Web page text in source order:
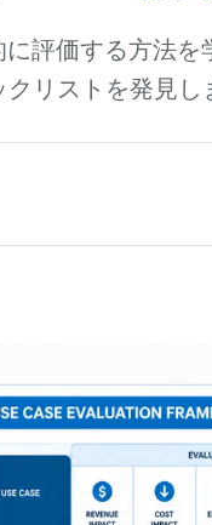
評価する方法
リストを発見し